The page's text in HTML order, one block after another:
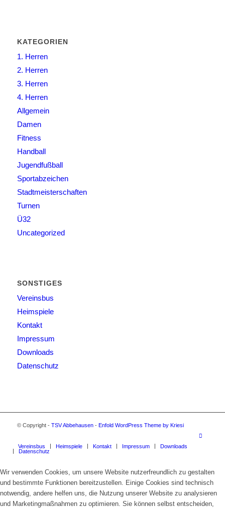
KATEGORIEN
1. Herren
2. Herren
3. Herren
4. Herren
Allgemein
Damen
Fitness
Handball
Jugendfußball
Sportabzeichen
Stadtmeisterschaften
Turnen
Ü32
Uncategorized
SONSTIGES
Vereinsbus
Heimspiele
Kontakt
Impressum
Downloads
Datenschutz
© Copyright - TSV Abbehausen- Enfold WordPress Theme by Kriesi
Vereinsbus Heimspiele Kontakt Impressum
Downloads
Datenschutz
Wir verwenden Cookies, um unsere Website nutzerfreundlich zu gestalten
und bestimmte Funktionen bereitzustellen. Einige Cookies sind technisch
notwendig, andere helfen uns, die Nutzung unserer Website zu analysieren
und Marketingmaßnahmen zu optimieren. Sie können selbst entscheiden,